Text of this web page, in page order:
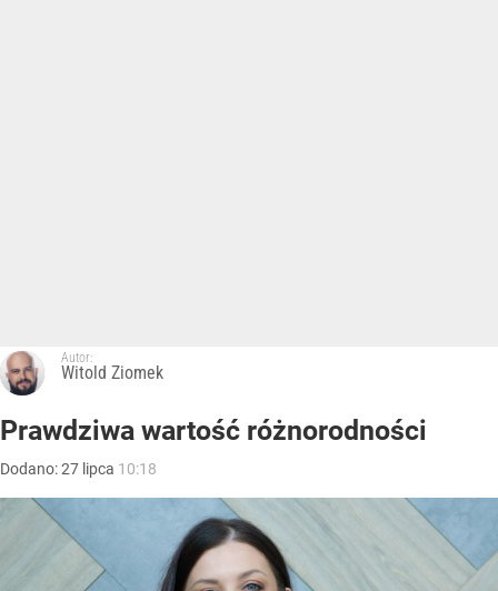
Autor:
Witold Ziomek
Prawdziwa wartość różnorodności
Dodano:27 lipca 10:18